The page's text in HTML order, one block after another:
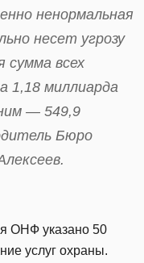
ненормальная
несет угрозу
сумма всех
1,18 миллиарда
— 549,9
Бюро
ОНФ указано 50
услуг охраны.